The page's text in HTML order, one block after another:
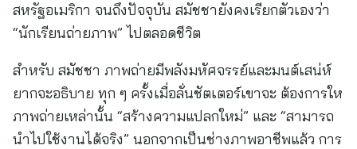
สหรัฐอเมริกา จนถึงปัจจุบัน สมัชชายังคงเรียกตัวเองว่า
“นักเรียนถ่ายภาพ” ไปตลอดชีวิต
สำหรับ สมัชชา ภาพถ่ายมีพลังมหัศจรรย์และมนต์เสน่ห์
ยากจะอธิบาย ทุก ๆ ครั้งเมื่อลั่นชัตเตอร์เขาจะ ต้องการให
ภาพถ่ายเหล่านั้น “สร้างความแปลกใหม่” และ “สามารถ
นำไปใช้งานได้จริง” นอกจากเป็นช่างภาพอาชีพแล้ว การ